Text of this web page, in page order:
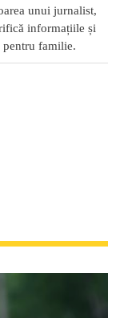
unui jurnalist,
informațiile și
pentru familie.